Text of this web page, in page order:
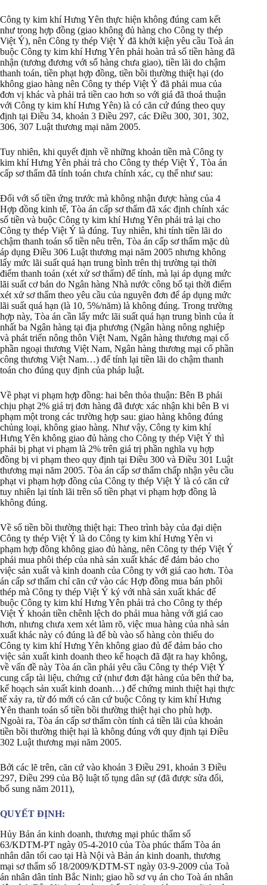
Công ty kim khí Hưng Yên thực hiện không đúng cam kết
như trong hợp đồng (giao không đủ hàng cho Công ty thép
Việt Ý), nên Công ty thép Việt Ý đã khởi kiện yêu cầu Toà án
buộc Công ty kim khí Hưng Yên phải hoàn trả số tiền hàng đã
nhận (tương đương với số hàng chưa giao), tiền lãi do chậm
thanh toán, tiền phạt hợp đồng, tiền bồi thường thiệt hại (do
không giao hàng nên Công ty thép Việt Ý đã phải mua của
đơn vị khác và phải trả tiền cao hơn so với giá đã thoả thuận
với Công ty kim khí Hưng Yên) là có căn cứ đúng theo quy
định tại Điều 34, khoản 3 Điều 297, các Điều 300, 301, 302,
306, 307 Luật thương mại năm 2005.
Tuy nhiên, khi quyết định về những khoản tiền mà Công ty
kim khí Hưng Yên phải trả cho Công ty thép Việt Ý, Tòa án
cấp sơ thẩm đã tính toán chưa chính xác, cụ thể như sau:
Đối với số tiền ứng trước mà không nhận được hàng của 4
Hợp đồng kinh tế, Tòa án cấp sơ thẩm đã xác định chính xác
số tiền và buộc Công ty kim khí Hưng Yên phải trả lại cho
Công ty thép Việt Ý là đúng. Tuy nhiên, khi tính tiền lãi do
chậm thanh toán số tiền nêu trên, Tòa án cấp sơ thẩm mặc dù
áp dụng Điều 306 Luật thương mại năm 2005 nhưng không
lấy mức lãi suất quá hạn trung bình trên thị trường tại thời
điểm thanh toán (xét xử sơ thẩm) để tính, mà lại áp dụng mức
lãi suất cơ bản do Ngân hàng Nhà nước công bố tại thời điểm
xét xử sơ thẩm theo yêu cầu của nguyên đơn để áp dụng mức
lãi suất quá hạn (là 10, 5%/năm) là không đúng. Trong trường
hợp này, Tòa án cần lấy mức lãi suất quá hạn trung bình của ít
nhất ba Ngân hàng tại địa phương (Ngân hàng nông nghiệp
và phát triển nông thôn Việt Nam, Ngân hàng thương mại cổ
phần ngoại thương Việt Nam, Ngân hàng thương mại cổ phần
công thương Việt Nam…) để tính lại tiền lãi do chậm thanh
toán cho đúng quy định của pháp luật.
Về phạt vi phạm hợp đồng: hai bên thỏa thuận: Bên B phải
chịu phạt 2% giá trị đơn hàng đã được xác nhận khi bên B vi
phạm một trong các trường hợp sau: giao hàng không đúng
chủng loại, không giao hàng. Như vậy, Công ty kim khí
Hưng Yên không giao đủ hàng cho Công ty thép Việt Ý thì
phải bị phạt vi phạm là 2% trên giá trị phần nghĩa vụ hợp
đồng bị vi phạm theo quy định tại Điều 300 và Điều 301 Luật
thương mại năm 2005. Tòa án cấp sơ thẩm chấp nhận yêu cầu
phạt vi phạm hợp đồng của Công ty thép Việt Ý là có căn cứ
tuy nhiên lại tính lãi trên số tiền phạt vi phạm hợp đồng là
không đúng.
Về số tiền bồi thường thiệt hại: Theo trình bày của đại diện
Công ty thép Việt Ý là do Công ty kim khí Hưng Yên vi
phạm hợp đồng không giao đủ hàng, nên Công ty thép Việt Ý
phải mua phôi thép của nhà sản xuất khác để đảm bảo cho
việc sản xuất và kinh doanh của Công ty với giá cao hơn. Tòa
án cấp sơ thẩm chỉ căn cứ vào các Hợp đồng mua bán phôi
thép mà Công ty thép Việt Ý ký với nhà sản xuất khác để
buộc Công ty kim khí Hưng Yên phải trả cho Công ty thép
Việt Ý khoản tiền chênh lệch do phải mua hàng với giá cao
hơn, nhưng chưa xem xét làm rõ, việc mua hàng của nhà sản
xuất khác này có đúng là để bù vào số hàng còn thiếu do
Công ty kim khí Hưng Yên không giao đủ để đảm bảo cho
việc sản xuất kinh doanh theo kế hoạch đã đặt ra hay không,
về vấn đề này Tòa án cần phải yêu cầu Công ty thép Việt Ý
cung cấp tài liệu, chứng cứ (như đơn đặt hàng của bên thứ ba,
kế hoạch sản xuất kinh doanh…) để chứng minh thiệt hại thực
tế xảy ra, từ đó mới có căn cứ buộc Công ty kim khí Hưng
Yên thanh toán số tiền bồi thường thiệt hại cho phù hợp.
Ngoài ra, Tòa án cấp sơ thẩm còn tính cả tiền lãi của khoản
tiền bồi thường thiệt hại là không đúng với quy định tại Điều
302 Luật thương mại năm 2005.
Bởi các lẽ trên, căn cứ vào khoản 3 Điều 291, khoản 3 Điều
297, Điều 299 của Bộ luật tố tụng dân sự (đã được sửa đổi,
bổ sung năm 2011),
QUYẾT ĐỊNH:
Hủy Bản án kinh doanh, thương mại phúc thẩm số
63/KDTM-PT ngày 05-4-2010 của Tòa phúc thẩm Tòa án
nhân dân tối cao tại Hà Nội và Bản án kinh doanh, thương
mại sơ thẩm số 18/2009/KDTM-ST ngày 03-9-2009 của Toà
án nhân dân tỉnh Bắc Ninh; giao hồ sơ vụ án cho Toà án nhân